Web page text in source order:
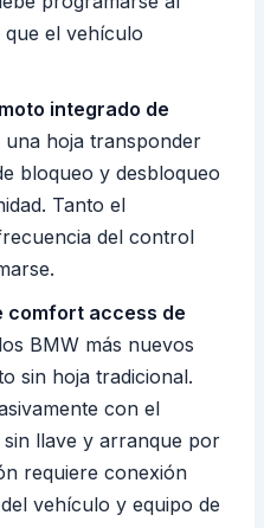
que el vehículo
integrado de
una hoja transponder
bloqueo y desbloqueo
Tanto el
del control
comfort access de
BMW más nuevos
sin hoja tradicional.
con el
llave y arranque por
requiere conexión
vehículo y equipo de